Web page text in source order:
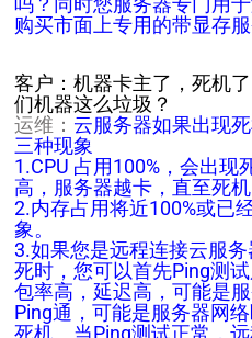
购买市面上专用的带显存服
客户：机器卡主了，死机
们机器这么垃圾？
运维： 云服务器如果出现
三种现象
1.CPU 占用100%，会出现
高，服务器越卡，直至死机
2.内存占用将近100%或已
象。
3.如果您是远程连接云服
死时，您可以首先Ping测
包率高，延迟高，可能是
Ping通，可能是服务器网
死机。当Ping测试正常，